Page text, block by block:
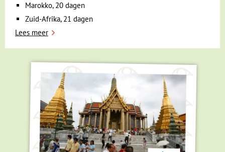
Marokko, 20 dagen
Zuid-Afrika, 21 dagen
Lees meer